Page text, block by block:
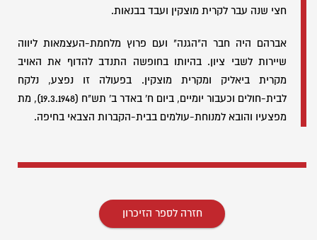
חצי שנה עבר לקרית מוצקין ועבד בבנאות.
אברהם היה חבר ה"הגנה" ועם פרוץ מלחמת-העצמאות ליווה
שיירות לשבי ציון. בהיותו בחופשה התנדב להדוף את האויב
מקרית ביאליק ומקרית מוצקין. בפעולה זו נפצע, נלקח
לבית-חולים וכעבור יומיים, ביום ח' באדר ב' תש"ח (19.3.1948), מת
מפצעיו והובא למנוחת-עולמים בבית-הקברות הצבאי בחיפה.
חזרה לספר הזיכרון